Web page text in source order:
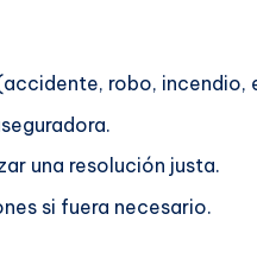
robo, incendio,
una resolución justa.
si fuera necesario.